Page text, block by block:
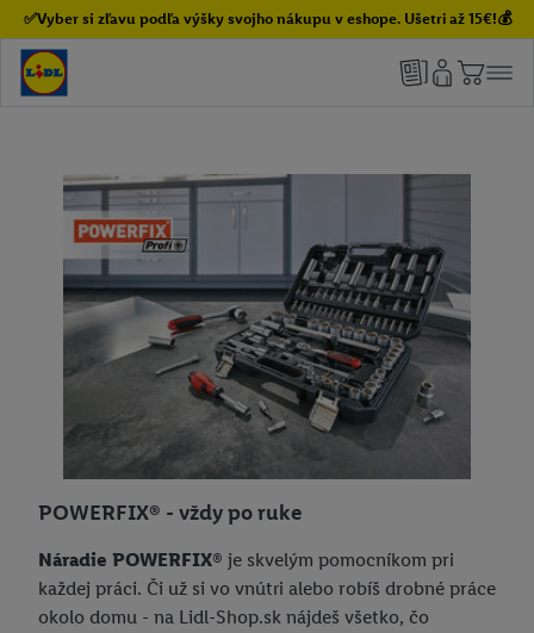
✅Vyber si zľavu podľa výšky svojho nákupu v eshope. Ušetri až 15€!💰
POWERFIX® - vždy po ruke
Náradie POWERFIX® je skvelým pomocníkom pri
každej práci. Či už si vo vnútri alebo robíš drobné práce
okolo domu - na Lidl-Shop.sk nájdeš všetko, čo